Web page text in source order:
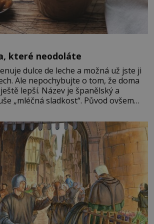
které neodoláte
dulce de leche a možná už jste ji
Ale nepochybujte o tom, že doma
lepší. Název je španělský a
„mléčná sladkost“. Původ ovšem
zemí a k tomu